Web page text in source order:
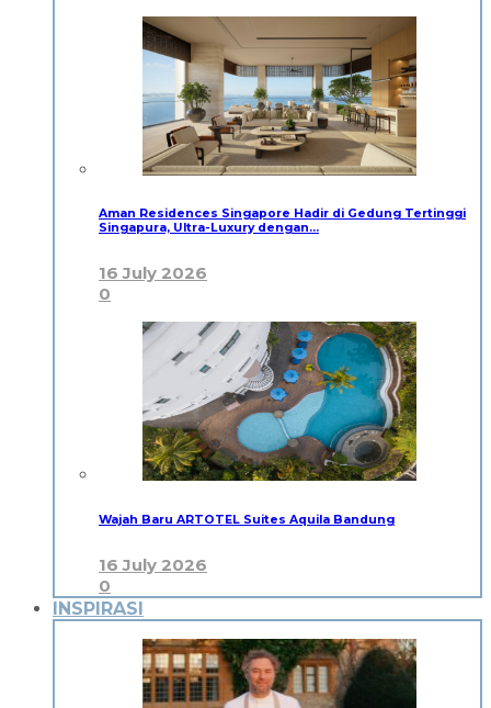
Aman Residences Singapore Hadir di Gedung Tertinggi
Singapura, Ultra-Luxury dengan…
16 July 2026
0
Wajah Baru ARTOTEL Suites Aquila Bandung
16 July 2026
0
INSPIRASI